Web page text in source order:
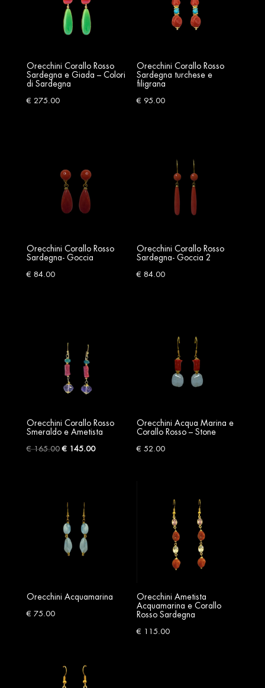
Orecchini Corallo Rosso
Sardegna e Giada – Colori
di Sardegna
€ 275.00
Orecchini Corallo Rosso
Sardegna turchese e
filigrana
€ 95.00
Orecchini Corallo Rosso
Sardegna- Goccia
€ 84.00
Orecchini Corallo Rosso
Sardegna- Goccia 2
€ 84.00
Orecchini Corallo Rosso
Smeraldo e Ametista
€165.00Original
€145.00Current
Orecchini Acqua Marina e
Corallo Rosso – Stone
€ 52.00
Orecchini Acquamarina
€ 75.00
Orecchini Ametista
Acquamarina e Corallo
Rosso Sardegna
€ 115.00